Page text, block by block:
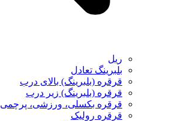
ریل
بلبرینگ تعادل
قرقره (بلبرینگ) بالای درب
قرقره (بلبرینگ) زیر درب
قرقره بکسلی، ورزشی، پرچمی
قرقره رولیک